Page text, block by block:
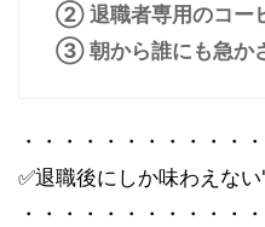
② 退職者専用のコー
③ 朝から誰にも急か
・・・・・・・・・・・・
✅退職後にしか味わえな
・・・・・・・・・・・・